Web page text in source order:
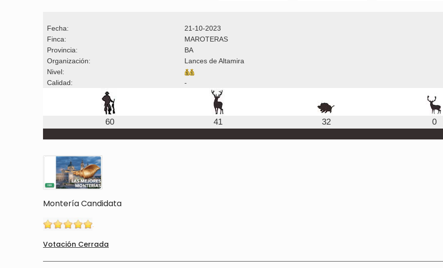
Fecha:
21-10-2023
Finca:
MAROTERAS
Provincia:
BA
Organización:
Lances de Altamira
Nivel:
Calidad:
-
60 41 32 0
Montería Candidata
Votación Cerrada